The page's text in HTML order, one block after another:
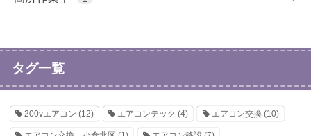
タグ一覧
200vエアコン (12) エアコンテック (4) エアコン交換 (10)